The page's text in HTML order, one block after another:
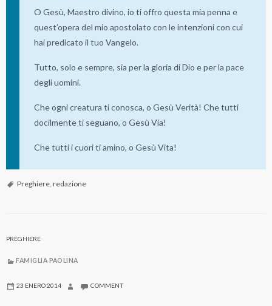
O Gesù, Maestro divino, io ti offro questa mia penna e
quest’opera del mio apostolato con le intenzioni con cui
hai predicato il tuo Vangelo.
Tutto, solo e sempre, sia per la gloria di Dio e per la pace
degli uomini.
Che ogni creatura ti conosca, o Gesù Verità! Che tutti
docilmente ti seguano, o Gesù Via!
Che tutti i cuori ti amino, o Gesù Vita!
Preghiere, redazione
PREGHIERE
FAMIGLIA PAOLINA
23 ENERO 2014 COMMENT